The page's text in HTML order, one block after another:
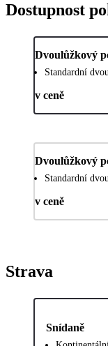
Dostupnost
Dvoulůžkový
Standardní
v ceně
Dvoulůžkový
Standardní
v ceně
Strava
Snídaně